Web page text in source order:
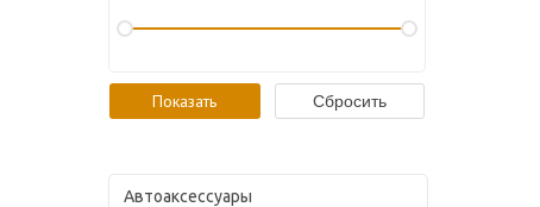
Автоаксессуары